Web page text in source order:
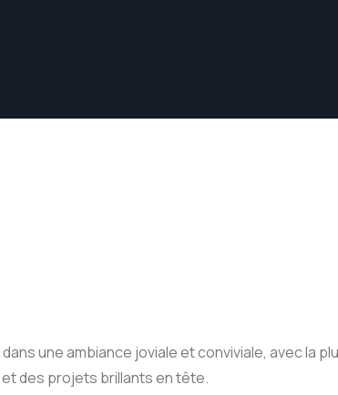
dans une ambiance joviale et conviviale, avec la
des projets brillants en tête.